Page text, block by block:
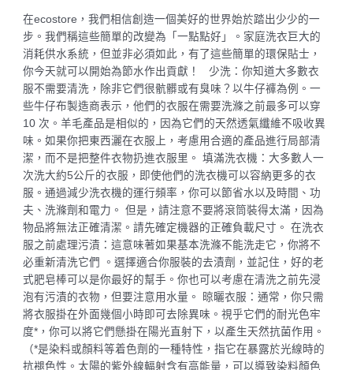
在ecostore，我們相信創造一個美好的世界始於踏出少少的一
步。我們稱這些簡單的改變為「一點點好」。家庭洗衣巨大的
消耗供水系統，但並非必須如此，有了這些簡單的環保貼士，
你今天就可以開始為節水作出貢獻！ 少洗：你知道大多數衣
服不需要清洗，除非它們很骯髒或有臭味？以牛仔褲為例。一
些牛仔布製造商表示，他們的衣服在需要洗滌之前最多可以穿
10 次。羊毛產品是相似的，因為它們的天然透氣纖維不吸收異
味。如果你把東西灑在衣服上，考慮用合適的產品進行局部清
潔，而不是把整件衣物扔進衣服里。 填滿洗衣機：大多數人一
次洗大約5公斤的衣服，即使他們的洗衣機可以容納更多的衣
服。通過減少洗衣機的運行頻率，你可以節省水以及時間、功
夫、洗滌劑和電力。 但是，請注意不要將滾筒裝得太滿，因為
物品將無法正確清潔。請先確定機器的正確負載尺寸。 在洗衣
服之前處理污漬：這意味著如果基本洗滌不能洗走它，你將不
必重新清洗它們 。選擇適合你服裝的去漬劑，並記住，好的老
式肥皂棒可以是你最好的幫手。你也可以考慮在清洗之前先浸
泡有污漬的衣物，但要注意用水量。 晾曬衣服：通常，你只需
將衣服掛在外面幾個小時即可去除異味。視乎它們的耐光色牢
度*，你可以將它們懸掛在陽光直射下，以產生天然抗菌作用。
（*是染料或顏料等着色劑的一種特性，指它在暴露於光線時的
抗褪色性。太陽的紫外線輻射含有高能量，可以導致染料顏色